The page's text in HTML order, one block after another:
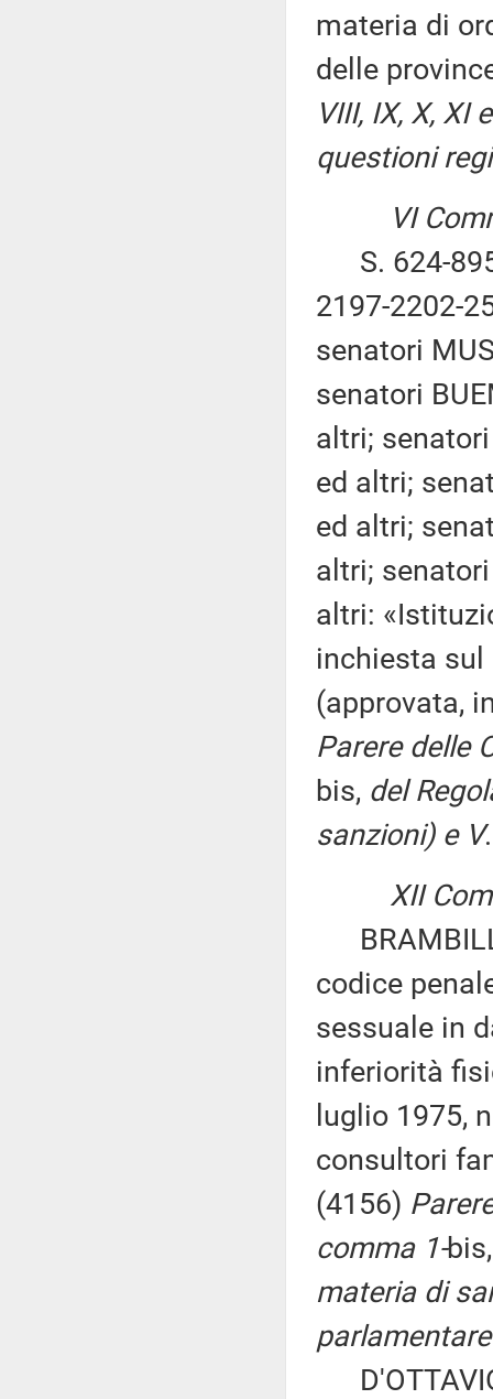
materia di
delle
VIII, IX, X,
questioni
VI
S. 624-
2197-2202-
senatori
senatori
altri; senatori
ed altri;
ed altri;
altri;
altri:
inchiesta
(approvata,
Parere delle
bis, del
sanzioni) e V.
XII
codice
sessuale in
inferiorità
luglio 1975,
consultori
(4156)
comma 1-bis,
materia di